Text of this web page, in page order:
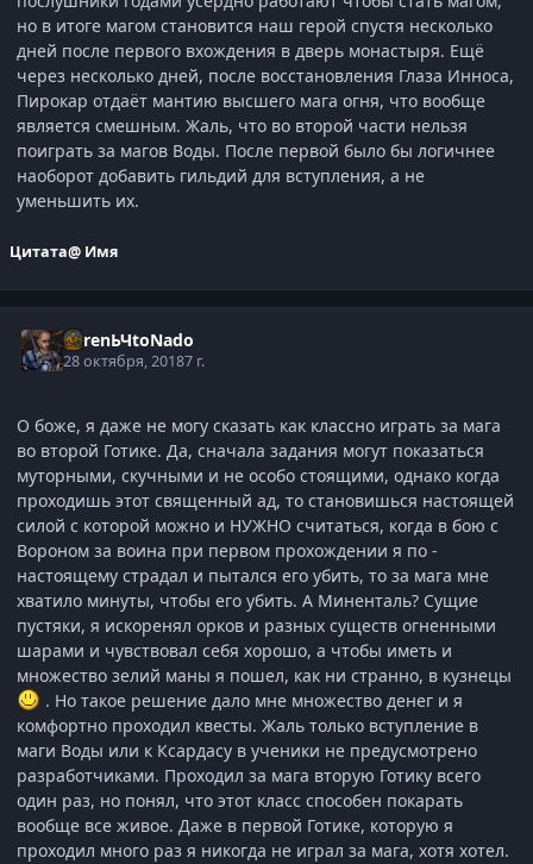
но в итоге магом становится наш герой спустя несколько
дней после первого вхождения в дверь монастыря. Ещё
через несколько дней, после восстановления Глаза Инноса,
Пирокар отдаёт мантию высшего мага огня, что вообще
является смешным. Жаль, что во второй части нельзя
поиграть за магов Воды. После первой было бы логичнее
наоборот добавить гильдий для вступления, а не
уменьшить их.
Цитата@ Имя
ParenЬЧtoNado
28 октября, 20187 г.
О боже, я даже не могу сказать как классно играть за мага
во второй Готике. Да, сначала задания могут показаться
муторными, скучными и не особо стоящими, однако когда
проходишь этот священный ад, то становишься настоящей
силой с которой можно и НУЖНО считаться, когда в бою с
Вороном за воина при первом прохождении я по -
настоящему страдал и пытался его убить, то за мага мне
хватило минуты, чтобы его убить. А Миненталь? Сущие
пустяки, я искоренял орков и разных существ огненными
шарами и чувствовал себя хорошо, а чтобы иметь и
множество зелий маны я пошел, как ни странно, в кузнецы
. Но такое решение дало мне множество денег и я
комфортно проходил квесты. Жаль только вступление в
маги Воды или к Ксардасу в ученики не предусмотрено
разработчиками. Проходил за мага вторую Готику всего
один раз, но понял, что этот класс способен покарать
вообще все живое. Даже в первой Готике, которую я
проходил много раз я никогда не играл за мага, хотя хотел.